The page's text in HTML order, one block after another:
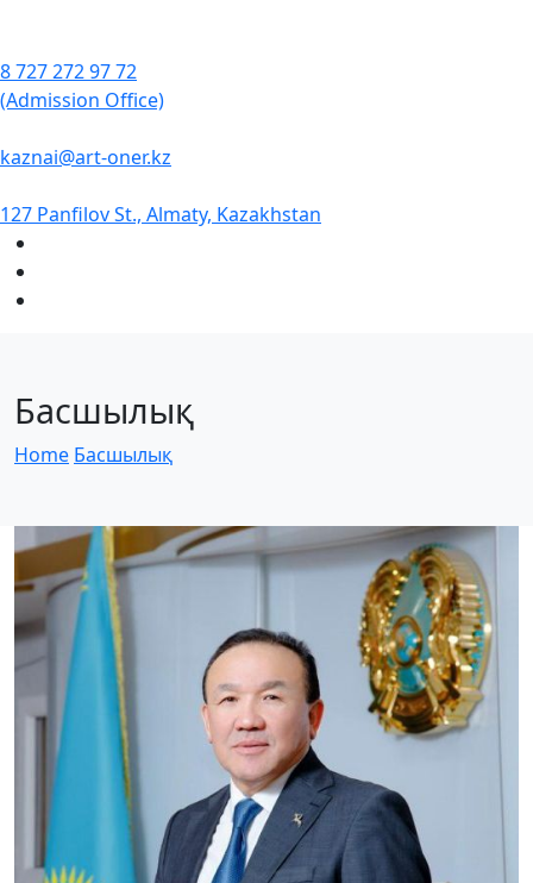
8 727 272 97 72
(Admission Office)
kaznai@art-oner.kz
127 Panfilov St., Almaty, Kazakhstan
Басшылық
Home Басшылық